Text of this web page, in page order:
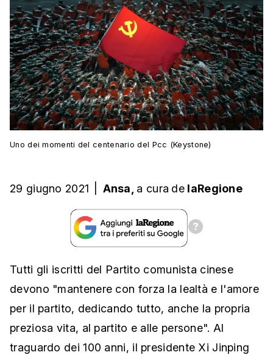
Uno dei momenti del centenario del Pcc (Keystone)
29 giugno 2021 Ansa, a cura de laRegione
Tutti gli iscritti del Partito comunista cinese
devono "mantenere con forza la lealtà e l'amore
per il partito, dedicando tutto, anche la propria
preziosa vita, al partito e alle persone". Al
traguardo dei 100 anni, il presidente Xi Jinping